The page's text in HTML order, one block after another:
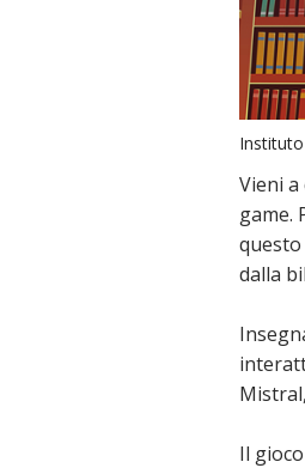
Vieni
game.
dalla
Il